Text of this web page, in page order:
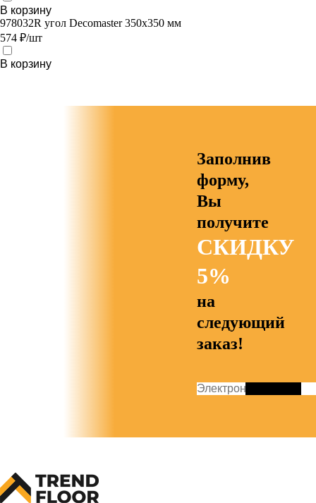
В корзину
978032R угол Decomaster 350х350 мм
574 ₽/шт
В корзину
Заполнив
форму,
Вы
получите
СКИДКУ
5%
на
следующий
заказ!